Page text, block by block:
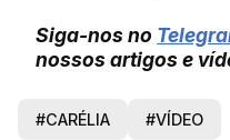
Siga-nos no
nossos artigos e
#CARÉLIA #VÍDEO